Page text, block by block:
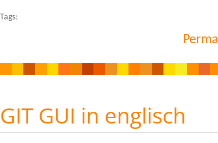
Tags:
GIT GUI in englisch